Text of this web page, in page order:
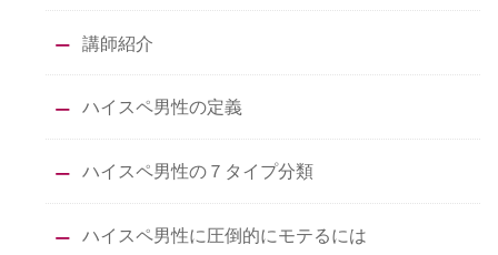
講師紹介
ハイスペ男性の定義
ハイスペ男性の７タイプ分類
ハイスペ男性に圧倒的にモテるには